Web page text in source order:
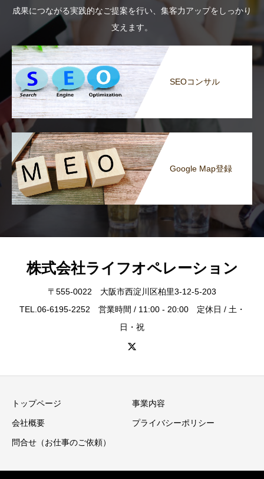
成果につながる実践的なご提案を行い、集客力アップをしっかり
支えます。
SEOコンサル
Google Map登録
株式会社ライフオペレーション
〒555-0022 大阪市西淀川区柏里3-12-5-203
TEL.06-6195-2252 営業時間 / 11:00 - 20:00 定休日 / 土・
日・祝
トップページ 事業内容
会社概要 プライバシーポリシー
問合せ（お仕事のご依頼）